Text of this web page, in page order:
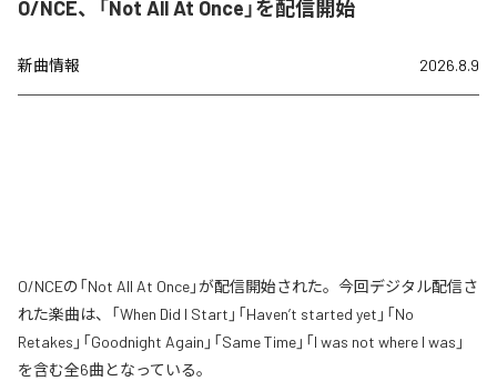
O/NCE、「Not All At Once」を配信開始
新曲情報 2026.8.9
O/NCEの「Not All At Once」が配信開始された。今回デジタル配信さ
れた楽曲は、「When Did I Start」「Haven’t started yet」「No
Retakes」「Goodnight Again」「Same Time」「I was not where I was」
を含む全6曲となっている。